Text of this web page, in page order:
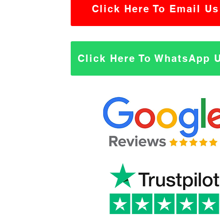
Click Here To Email Us
Click Here To WhatsApp